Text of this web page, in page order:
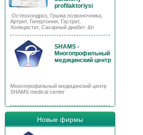
profilaktoriysi
Остеохондроз, Грыжа позвоночника,
Артрит, Гипертония, Гастрит,
Холецистит, Сахарный диабет. &n
SHAMS -
Многопрофильный
медицинский центр
Многопрофильный медицинский центр
SHAMS medical center
Новые фирмы